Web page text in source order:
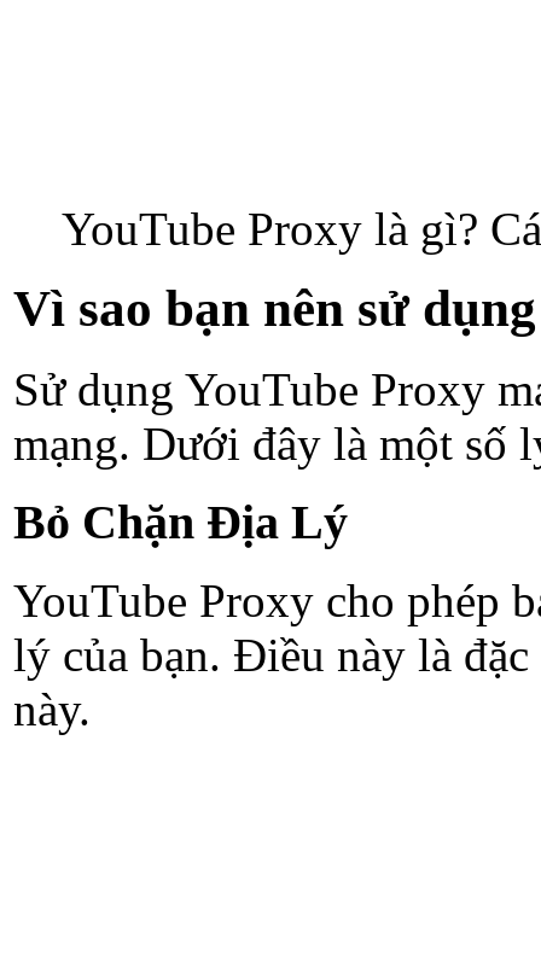
YouTube Proxy là gì?
Vì sao bạn nên sử
Sử dụng YouTube Proxy
mạng. Dưới đây là một số
Bỏ Chặn Địa Lý
YouTube Proxy cho phép
lý của bạn. Điều này là
này.